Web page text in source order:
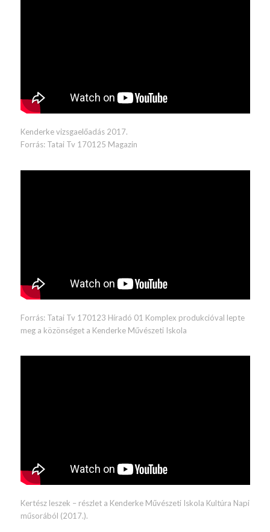
Kenderke vizsgaelőadás 2017.
Forrás: Tatai Tv 170125 Magazin
Forrás: Tatai Tv 170123 Híradó 01 Komplex produkcióval lepte
meg a közönséget a Kenderke Művészeti Iskola
Kertész leszek – részlet a Kenderke Művészeti Iskola Kultúra Napi
műsorából (2017.).